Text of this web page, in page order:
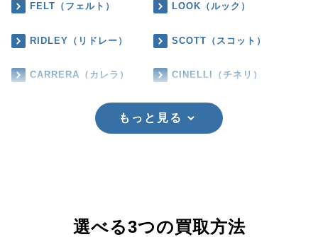
FELT（フェルト） LOOK（ルック）
RIDLEY（リドレー） SCOTT（スコット）
CARRERA（カレラ） CINELLI（チネリ）
もっと見る
選べる3つの買取方法